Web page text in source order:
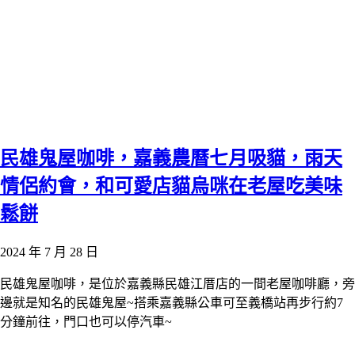
民雄鬼屋咖啡，嘉義農曆七月吸貓，雨天
情侶約會，和可愛店貓烏咪在老屋吃美味
鬆餅
2024 年 7 月 28 日
民雄鬼屋咖啡，是位於嘉義縣民雄江厝店的一間老屋咖啡廳，旁
邊就是知名的民雄鬼屋~搭乘嘉義縣公車可至義橋站再步行約7
分鐘前往，門口也可以停汽車~